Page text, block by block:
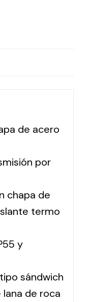
todo tipo
of needs.
de acero
por
chapa de
termo
y
sándwich
de roca